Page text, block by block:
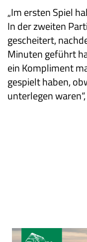
„Im ersten Spiel
In der zweiten
gescheitert,
Minuten geführt
ein Kompliment
gespielt haben,
unterlegen